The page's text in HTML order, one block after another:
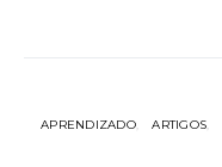
APRENDIZADO ARTIGOS